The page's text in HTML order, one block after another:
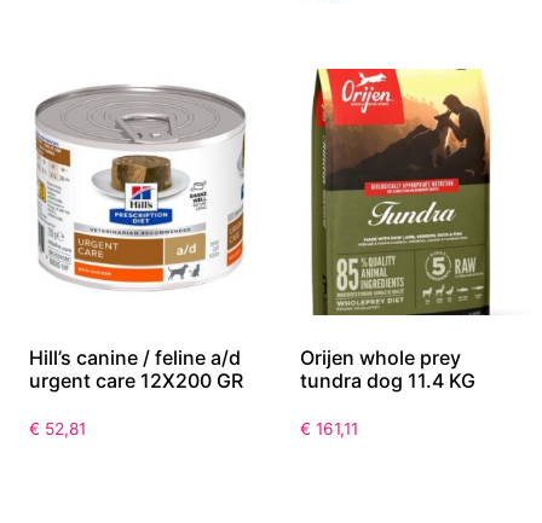
Hill’s canine / feline a/d
urgent care 12X200 GR
€ 52,81
Orijen whole prey
tundra dog 11.4 KG
€ 161,11